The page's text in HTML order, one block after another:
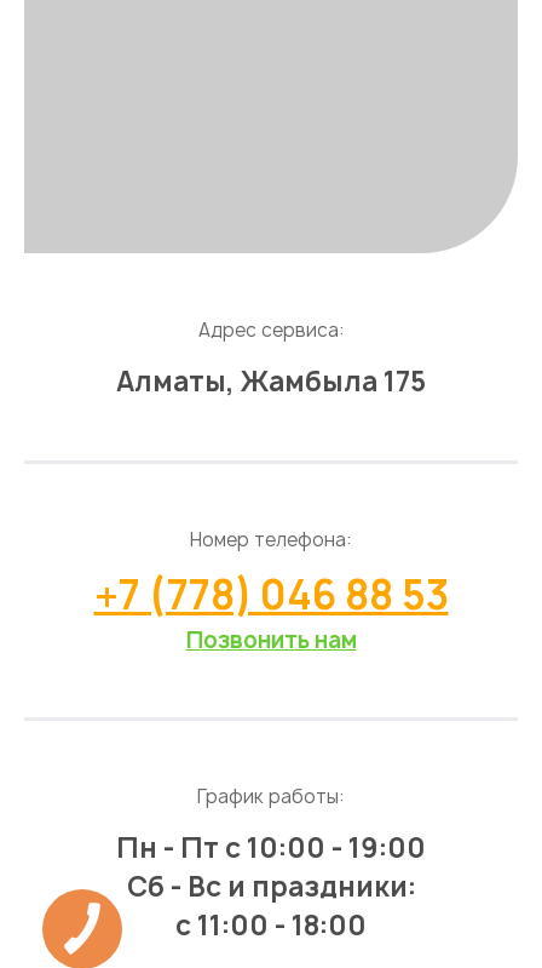
Адрес сервиса:
Алматы, Жамбыла 175
Номер телефона:
+7 (778) 046 88 53
Позвонить нам
График работы:
Пн - Пт с 10:00 - 19:00
Сб - Вс и праздники:
c 11:00 - 18:00